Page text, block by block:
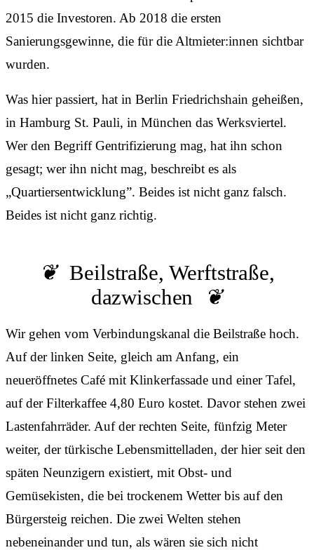
2015 die Investoren. Ab 2018 die ersten
Sanierungsgewinne, die für die Altmieter:innen sichtbar
wurden.
Was hier passiert, hat in Berlin Friedrichshain geheißen,
in Hamburg St. Pauli, in München das Werksviertel.
Wer den Begriff Gentrifizierung mag, hat ihn schon
gesagt; wer ihn nicht mag, beschreibt es als
„Quartiersentwicklung”. Beides ist nicht ganz falsch.
Beides ist nicht ganz richtig.
Beilstraße, Werftstraße,
dazwischen
Wir gehen vom Verbindungskanal die Beilstraße hoch.
Auf der linken Seite, gleich am Anfang, ein
neueröffnetes Café mit Klinkerfassade und einer Tafel,
auf der Filterkaffee 4,80 Euro kostet. Davor stehen zwei
Lastenfahrräder. Auf der rechten Seite, fünfzig Meter
weiter, der türkische Lebensmittelladen, der hier seit den
späten Neunzigern existiert, mit Obst- und
Gemüsekisten, die bei trockenem Wetter bis auf den
Bürgersteig reichen. Die zwei Welten stehen
nebeneinander und tun, als wären sie sich nicht